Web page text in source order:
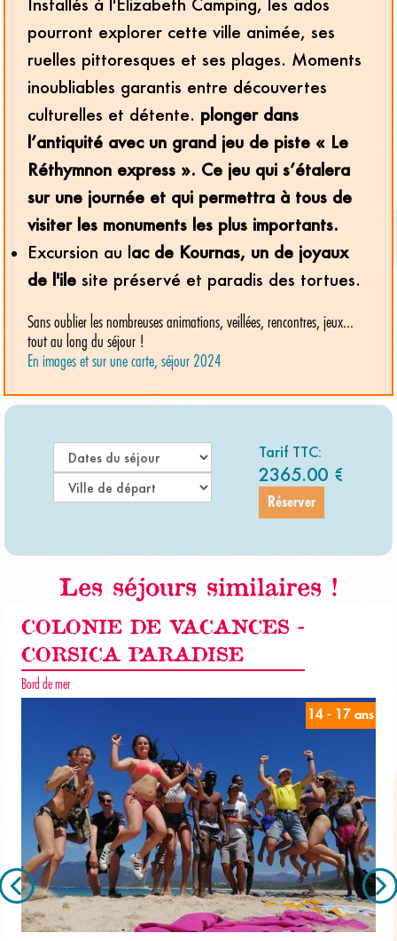
Installés à l'Elizabeth Camping, les ados
pourront explorer cette ville animée, ses
ruelles pittoresques et ses plages. Moments
inoubliables garantis entre découvertes
culturelles et détente. plonger dans
l’antiquité avec un grand jeu de piste « Le
Réthymnon express ». Ce jeu qui s’étalera
sur une journée et qui permettra à tous de
visiter les monuments les plus importants.
Excursion au lac de Kournas, un de joyaux
de l'ile site préservé et paradis des tortues.
Sans oublier les nombreuses animations, veillées, rencontres, jeux...
tout au long du séjour !
En images et sur une carte, séjour 2024
Tarif TTC:
2365.00 €
Réserver
Les séjours similaires !
COLONIE DE VACANCES -
CORSICA PARADISE
Bord de mer
14 - 17 ans